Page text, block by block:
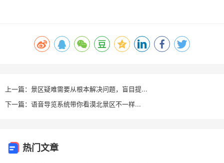
上一篇：景区疑难需要从根本解决问题，盲目提...
下一篇：语音导览系统带你看漠北景区不一样...
热门文章